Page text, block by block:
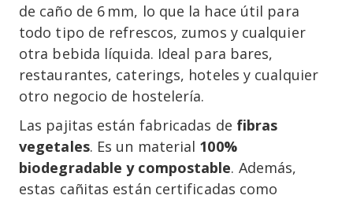
de caño de 6 mm, lo que la hace útil para
todo tipo de refrescos, zumos y cualquier
otra bebida líquida. Ideal para bares,
restaurantes, caterings, hoteles y cualquier
otro negocio de hostelería.
Las pajitas están fabricadas de fibras
vegetales. Es un material 100%
biodegradable y compostable. Además,
estas cañitas están certificadas como